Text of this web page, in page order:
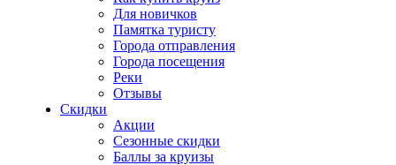
Для новичков
Памятка туристу
Города отправления
Города посещения
Реки
Отзывы
Скидки
Акции
Сезонные скидки
Баллы за круизы